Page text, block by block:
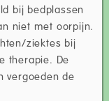
bij bedplassen
niet met oorpijn.
ziektes bij
therapie. De
vergoeden de